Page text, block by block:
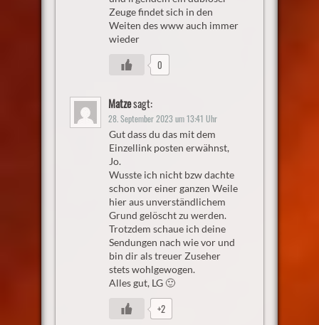
Zeuge findet sich in den
Weiten des www auch immer
wieder
0
Matzesagt:
28. September 2023 um 13:41 Uhr
Gut dass du das mit dem
Einzellink posten erwähnst,
Jo.
Wusste ich nicht bzw dachte
schon vor einer ganzen Weile
hier aus unverständlichem
Grund gelöscht zu werden.
Trotzdem schaue ich deine
Sendungen nach wie vor und
bin dir als treuer Zuseher
stets wohlgewogen.
Alles gut, LG 🙂
+2